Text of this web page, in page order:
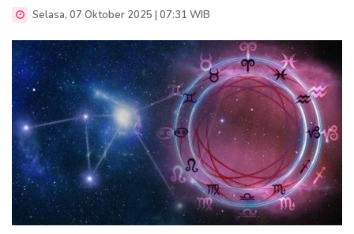
Selasa, 07 Oktober 2025 | 07:31 WIB